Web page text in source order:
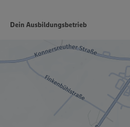
Dein Ausbildungsbetrieb